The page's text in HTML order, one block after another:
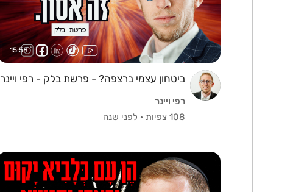
15:58
ביטחון עצמי ברצפה? - פרשת בלק - רפי ויינר
רפי ויינר
108 צפיות
· לפני שנה